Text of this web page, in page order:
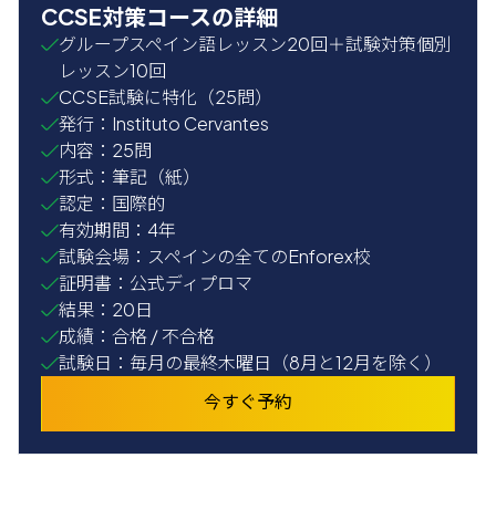
CCSE対策コースの詳細
グループスペイン語レッスン20回＋試験対策個別
レッスン10回
CCSE試験に特化（25問）
発行：Instituto Cervantes
内容：25問
形式：筆記（紙）
認定：国際的
有効期間：4年
試験会場：スペインの全てのEnforex校
証明書：公式ディプロマ
結果：20日
成績：合格 / 不合格
試験日：毎月の最終木曜日（8月と12月を除く）
今すぐ予約